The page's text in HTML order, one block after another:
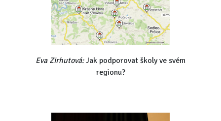
Eva Zirhutová:Jak podporovat školy ve svém
regionu?